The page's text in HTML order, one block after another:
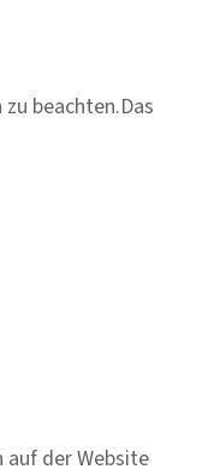
beachten.Das
der Website